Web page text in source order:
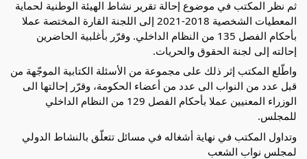
ثم نظر المكتب في موضوع إحالة تقرير نشاط الهيئة الوطنية لحماية
المعطيات الشخصية 2018-2021 إلى اللجنة القارة المختصة عملا
بأحكام الفصل 135 من النظام الداخلي. وقرّر بأغلبية الحاضرين
إحالته إلى لجنة الحقوق والحريات.
واطّلع المكتب إثر ذلك على مجموعة من الأسئلة الكتابية الموجّهة من
قبل عدد من النواب الى عدد من أعضاء الحكومة، وقرّر إحالتها الى
الوزراء المعنيين عملا بأحكام الفصل 129 من النظام الداخلي
للمجلس.
وتداول المكتب في نهاية أشغاله في مسائل تتعلّق بالنشاط الدولي
لمجلس نواب الشعب